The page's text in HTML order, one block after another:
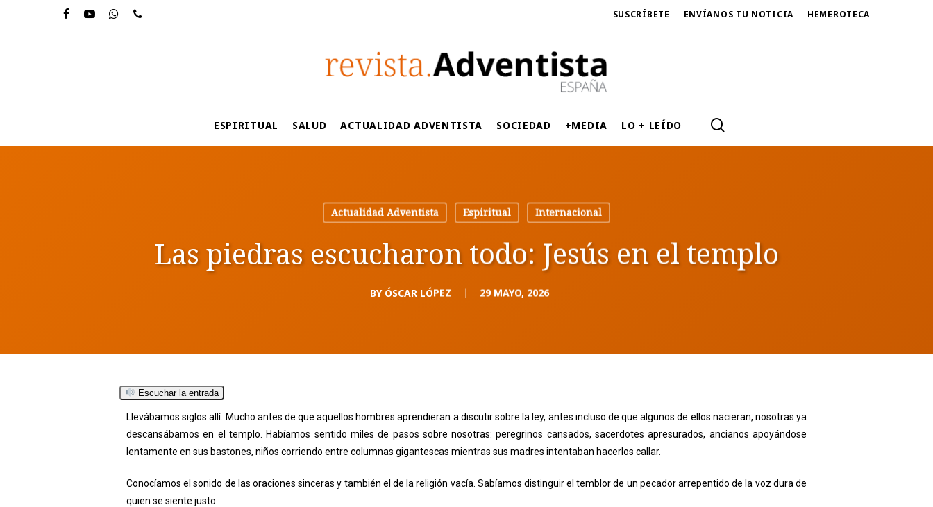
SUSCRÍBETE ENVÍANOS TU NOTICIA HEMEROTECA
ESPIRITUAL SALUD ACTUALIDAD ADVENTISTA SOCIEDAD +MEDIA LO + LEÍDO
Actualidad Adventista Espiritual Internacional
Las piedras escucharon todo: Jesús en el templo
BY ÓSCAR LÓPEZ 29 MAYO, 2026
Escuchar la entrada
Llevábamos siglos allí. Mucho antes de que aquellos hombres aprendieran a discutir sobre la ley, antes incluso de que algunos de ellos nacieran, nosotras ya
descansábamos en el templo. Habíamos sentido miles de pasos sobre nosotras: peregrinos cansados, sacerdotes apresurados, ancianos apoyándose
lentamente en sus bastones, niños corriendo entre columnas gigantescas mientras sus madres intentaban hacerlos callar.
Conocíamos el sonido de las oraciones sinceras y también el de la religión vacía. Sabíamos distinguir el temblor de un pecador arrepentido de la voz dura de
quien se siente justo.